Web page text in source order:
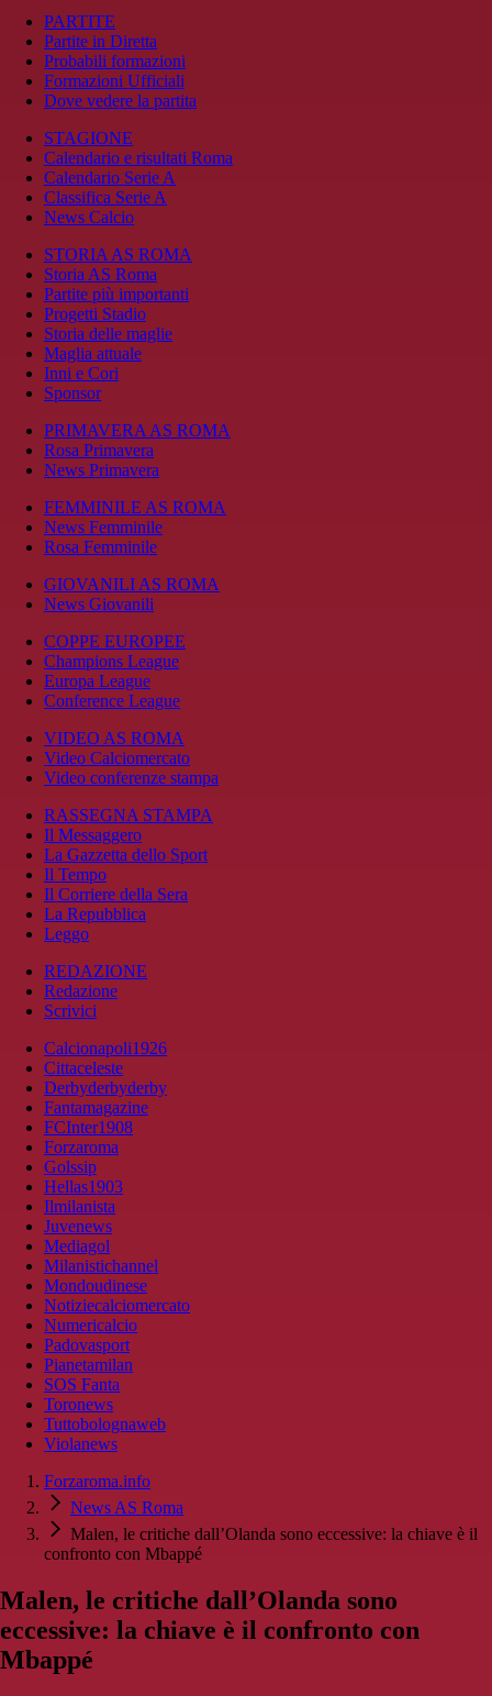
PARTITE
Partite in Diretta
Probabili formazioni
Formazioni Ufficiali
Dove vedere la partita
STAGIONE
Calendario e risultati Roma
Calendario Serie A
Classifica Serie A
News Calcio
STORIA AS ROMA
Storia AS Roma
Partite più importanti
Progetti Stadio
Storia delle maglie
Maglia attuale
Inni e Cori
Sponsor
PRIMAVERA AS ROMA
Rosa Primavera
News Primavera
FEMMINILE AS ROMA
News Femminile
Rosa Femminile
GIOVANILI AS ROMA
News Giovanili
COPPE EUROPEE
Champions League
Europa League
Conference League
VIDEO AS ROMA
Video Calciomercato
Video conferenze stampa
RASSEGNA STAMPA
Il Messaggero
La Gazzetta dello Sport
Il Tempo
Il Corriere della Sera
La Repubblica
Leggo
REDAZIONE
Redazione
Scrivici
Calcionapoli1926
Cittaceleste
Derbyderbyderby
Fantamagazine
FCInter1908
Forzaroma
Golssip
Hellas1903
Ilmilanista
Juvenews
Mediagol
Milanistichannel
Mondoudinese
Notiziecalciomercato
Numericalcio
Padovasport
Pianetamilan
SOS Fanta
Toronews
Tuttobolognaweb
Violanews
Forzaroma.info
News AS Roma
Malen, le critiche dall’Olanda sono eccessive: la chiave è il
confronto con Mbappé
Malen, le critiche dall’Olanda sono
eccessive: la chiave è il confronto con
Mbappé